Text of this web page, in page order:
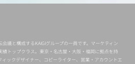
議と構成するKAIGIグループの一員です。マーケティン
トップクラス。東京・名古屋・大阪・福岡に拠点を持
ックデザイナー、コピーライター、営業・アカウントエ